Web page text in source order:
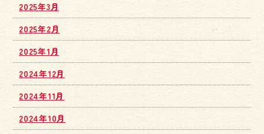
2025年3月
2025年2月
2025年1月
2024年12月
2024年11月
2024年10月